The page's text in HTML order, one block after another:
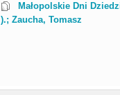
Małopolskie Dni
).; Zaucha, Tomasz